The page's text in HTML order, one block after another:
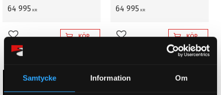
Samtycke Information Om
64 995 KR
Lägg till i favoriterKÖP
professionell rally grus/snö
64 995 KR
Lägg till i favoriterKÖP